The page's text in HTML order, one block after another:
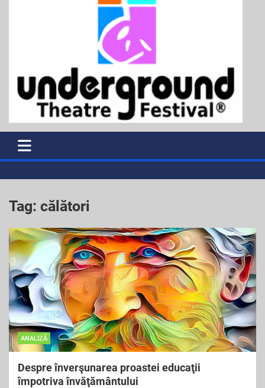
Tag: călători
ANALIZĂ
Despre înverşunarea proastei educaţii
împotriva învăţământului